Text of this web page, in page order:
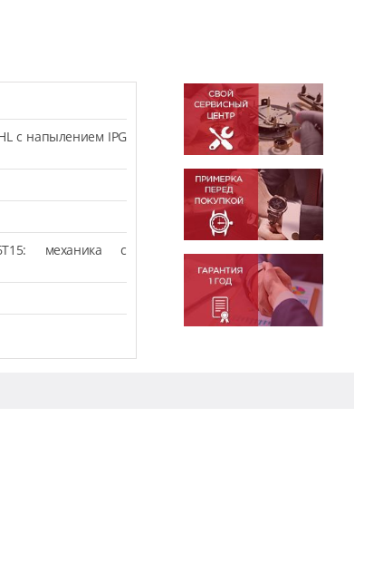
с напылением IPG
механика с